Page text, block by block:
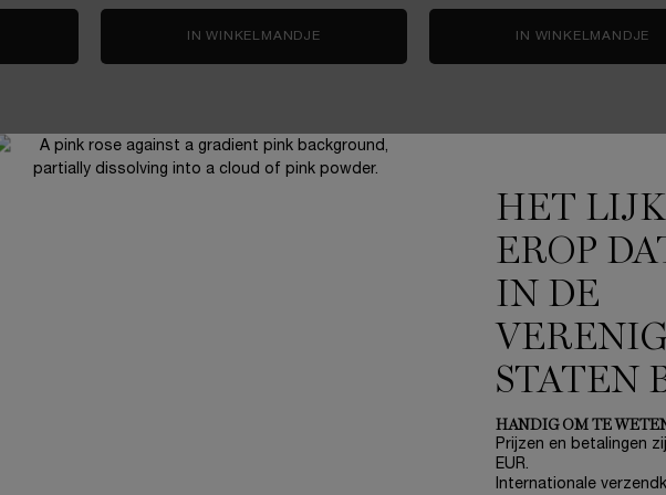
VIE EST BELLE VERY CHERRYIN WINKELMANDJE RÉNERGIE COLLAGEN+ LIFT-XTEND CREAM
IN WINKELMANDJE
60€
HET
EROP
IN DE
STATEN
HANDIG OM TE
Prijzen en betalingen
EUR.
Internationale